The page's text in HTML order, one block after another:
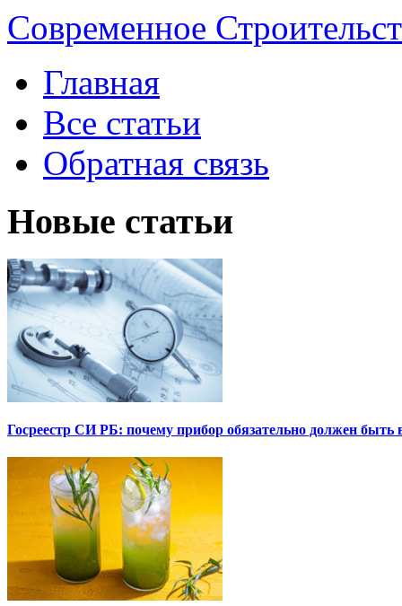
Современное
Главная
Все статьи
Обратная связь
Новые статьи
Госреестр СИ РБ: почему прибор обязательно должен быть